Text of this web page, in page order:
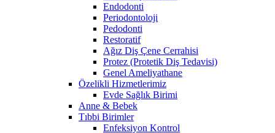
Endodonti
Periodontoloji
Pedodonti
Restoratif
Ağız Diş Çene Cerrahisi
Protez (Protetik Diş Tedavisi)
Genel Ameliyathane
Özelikli Hizmetlerimiz
Evde Sağlık Birimi
Anne & Bebek
Tıbbi Birimler
Enfeksiyon Kontrol